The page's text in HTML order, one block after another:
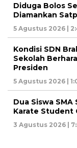
Diduga Bolos
Diamankan
5 Agustus 2026 |
Kondisi SDN
Sekolah
Presiden
5 Agustus 2026 |
Dua Siswa SMA
Karate Student
3 Agustus 2026 |